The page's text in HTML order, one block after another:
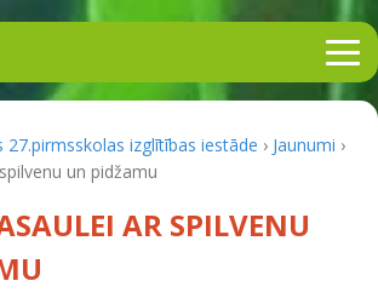
27.pirmsskolas izglītības iestāde › Jaunumi ›
un pidžamu
AR SPILVENU